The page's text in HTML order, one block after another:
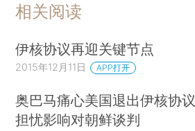
相关阅读
伊核协议再迎关键节点
2015年12月11日 APP打开
奥巴马痛心美国退出伊核协议
担忧影响对朝鲜谈判